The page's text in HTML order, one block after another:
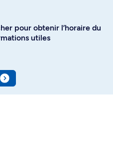
pour obtenir l’horaire du
utiles